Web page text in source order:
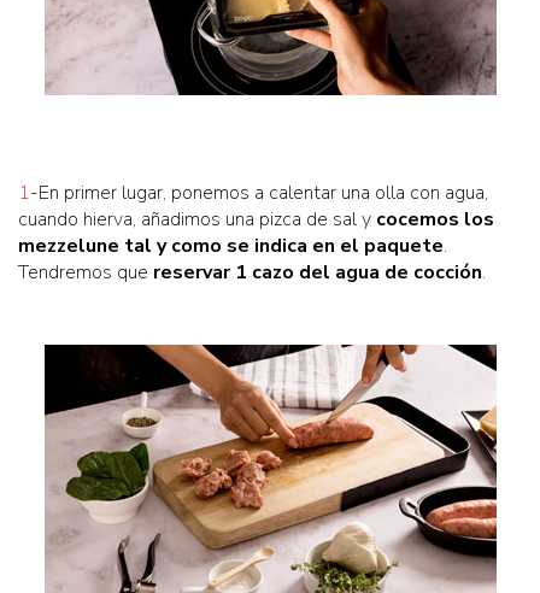
1-En primer lugar, ponemos a calentar una olla con agua,
cuando hierva, añadimos una pizca de sal y cocemos los
mezzelune tal y como se indica en el paquete.
Tendremos que reservar 1 cazo del agua de cocción.